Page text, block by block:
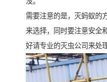
需要注意的是，灭蚂蚁的
来选择，同时要注意安全
好请专业的灭虫公司来处理